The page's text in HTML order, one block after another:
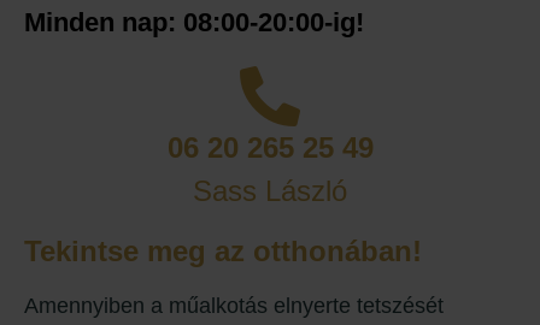
Minden nap: 08:00-20:00-ig!
06 20 265 25 49
Sass László
Tekintse meg az otthonában!
Amennyiben a műalkotás elnyerte tetszését